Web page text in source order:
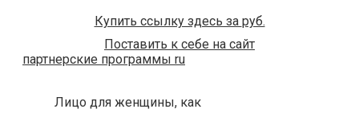
Купить ссылку здесь за руб.
Поставить к себе на сайт
партнерские программы ru
Лицо для женщины, как